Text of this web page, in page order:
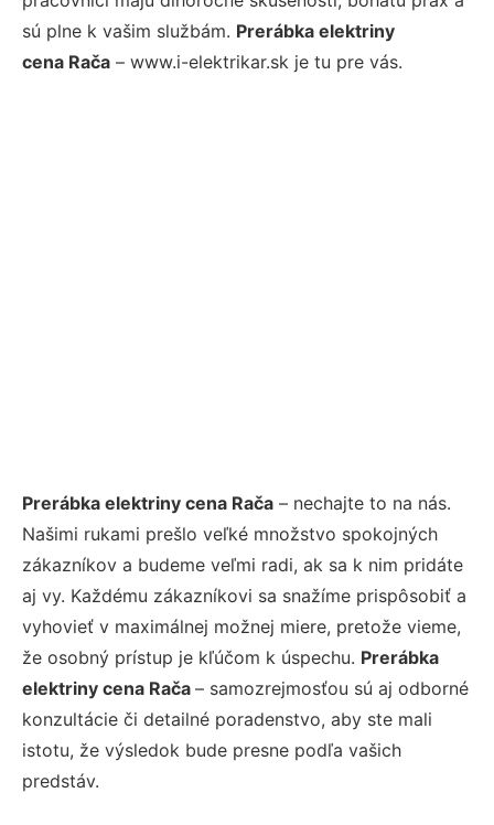
sú plne k vašim službám. Prerábka elektriny
cena Rača – www.i-elektrikar.sk je tu pre vás.
Prerábka elektriny cena Rača – nechajte to na nás.
Našimi rukami prešlo veľké množstvo spokojných
zákazníkov a budeme veľmi radi, ak sa k nim pridáte
aj vy. Každému zákazníkovi sa snažíme prispôsobiť a
vyhovieť v maximálnej možnej miere, pretože vieme,
že osobný prístup je kľúčom k úspechu. Prerábka
elektriny cena Rača – samozrejmosťou sú aj odborné
konzultácie či detailné poradenstvo, aby ste mali
istotu, že výsledok bude presne podľa vašich
predstáv.